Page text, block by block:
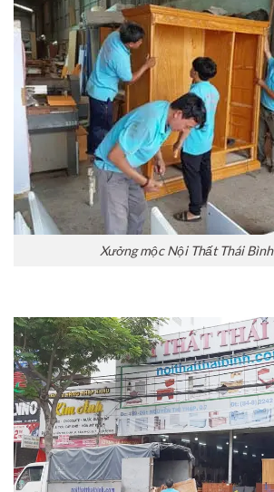
Xưởng mộc Nội Thất Thái Bình